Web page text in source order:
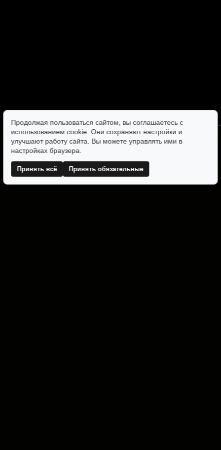
Продолжая пользоваться сайтом, вы соглашаетесь с
использованием cookie. Они сохраняют настройки и
улучшают работу сайта. Вы можете управлять ими в
настройках браузера.
Принять всё Принять обязательные